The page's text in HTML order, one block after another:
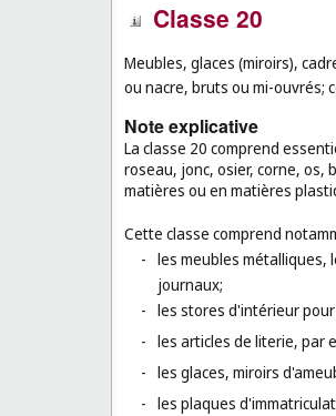
Classe 20
Meubles, glaces (miroirs),
ou nacre, bruts ou mi-ouvrés;
Note explicative
La classe 20 comprend
roseau, jonc, osier, corne, os,
matières ou en matières
Cette classe comprend
- les meubles métalliques,
journaux;
- les stores d'intérieur
- les articles de literie, par
- les glaces, miroirs
- les plaques